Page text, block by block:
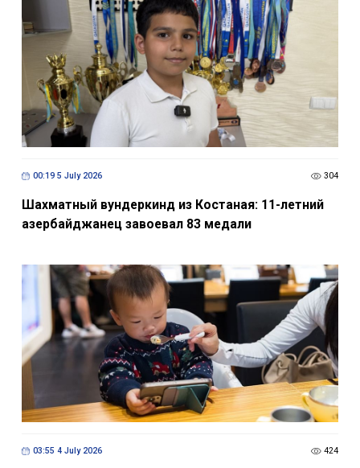
00:19 5 July 2026 304
Шахматный вундеркинд из Костаная: 11-летний
азербайджанец завоевал 83 медали
03:55 4 July 2026 424